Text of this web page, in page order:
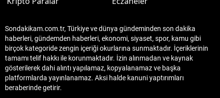
Sondakikam.com.tr, Türkiye ve dünya gündeminden son dakika
haberleri, gündemden haberleri, ekonomi, siyaset, spor, kamu gibi
birçok kategoride zengin içeriği okurlarına sunmaktadır. İçeriklerinin
tamamı telif hakkı ile korunmaktadır. İzin alınmadan ve kaynak
gösterilerek dahi alıntı yapılamaz, kopyalanamaz ve başka
platformlarda yayınlanamaz. Aksi halde kanuni yaptırımları
beraberinde getirir.